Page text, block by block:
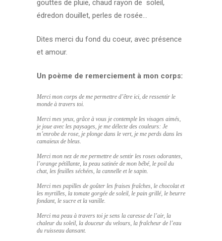
gouttes de pluie, chaud rayon de soleil,
édredon douillet, perles de rosée…
Dites merci du fond du coeur, avec présence
et amour.
Un poème de remerciement à mon corps:
Merci mon corps de me permettre d’être ici, de ressentir le
monde à travers toi.
Merci mes yeux, grâce à vous je contemple les visages aimés,
je joue avec les paysages, je me délecte des couleurs: Je
m’enrobe de rose, je plonge dans le vert, je me perds dans les
camaïeux de bleus.
Merci mon nez de me permettre de sentir les roses odorantes,
l’orange pétillante, la peau satinée de mon bébé, le poil du
chat, les feuilles séchées, la cannelle et le sapin.
Merci mes papilles de goûter les fraises fraîches, le chocolat et
les myrtilles, la tomate gorgée de soleil, le pain grillé, le beurre
fondant, le sucre et la vanille.
Merci ma peau à travers toi je sens la caresse de l’air, la
chaleur du soleil, la douceur du velours, la fraîcheur de l’eau
du ruisseau dansant.